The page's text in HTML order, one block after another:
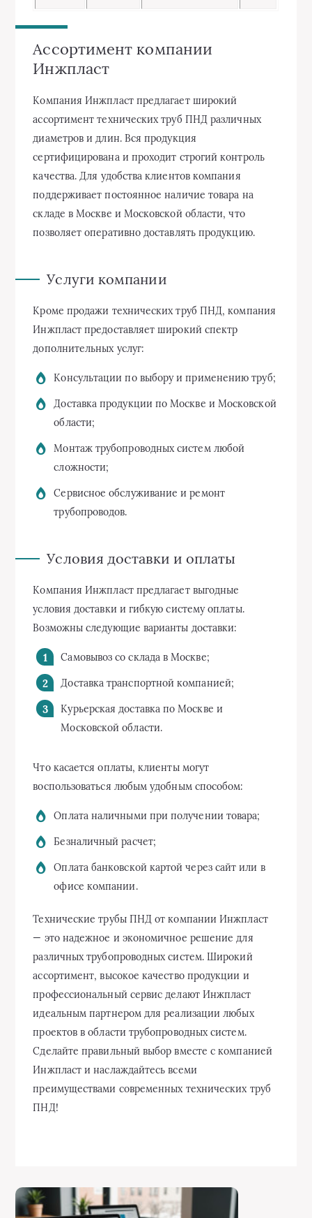
Ассортимент компании
Инжпласт
Компания Инжпласт предлагает широкий
ассортимент технических труб ПНД различных
диаметров и длин. Вся продукция
сертифицирована и проходит строгий контроль
качества. Для удобства клиентов компания
поддерживает постоянное наличие товара на
складе в Москве и Московской области, что
позволяет оперативно доставлять продукцию.
Услуги компании
Кроме продажи технических труб ПНД, компания
Инжпласт предоставляет широкий спектр
дополнительных услуг:
Консультации по выбору и применению труб;
Доставка продукции по Москве и Московской
области;
Монтаж трубопроводных систем любой
сложности;
Сервисное обслуживание и ремонт
трубопроводов.
Условия доставки и оплаты
Компания Инжпласт предлагает выгодные
условия доставки и гибкую систему оплаты.
Возможны следующие варианты доставки:
Самовывоз со склада в Москве;
Доставка транспортной компанией;
Курьерская доставка по Москве и
Московской области.
Что касается оплаты, клиенты могут
воспользоваться любым удобным способом:
Оплата наличными при получении товара;
Безналичный расчет;
Оплата банковской картой через сайт или в
офисе компании.
Технические трубы ПНД от компании Инжпласт
— это надежное и экономичное решение для
различных трубопроводных систем. Широкий
ассортимент, высокое качество продукции и
профессиональный сервис делают Инжпласт
идеальным партнером для реализации любых
проектов в области трубопроводных систем.
Сделайте правильный выбор вместе с компанией
Инжпласт и наслаждайтесь всеми
преимуществами современных технических труб
ПНД!